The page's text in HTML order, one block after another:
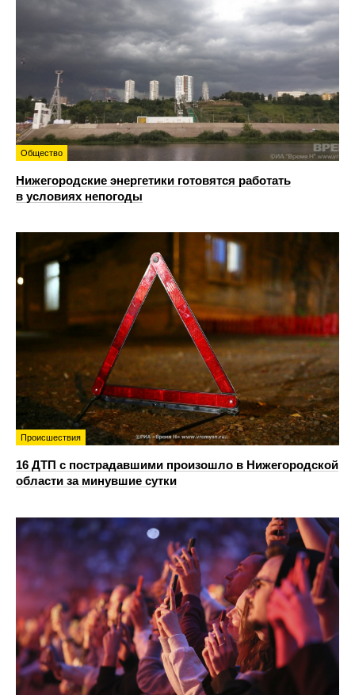
Общество
Нижегородские энергетики готовятся работать
в условиях непогоды
Происшествия
16 ДТП с пострадавшими произошло в Нижегородской
области за минувшие сутки